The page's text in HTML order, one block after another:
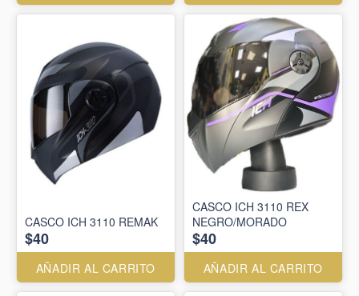
CASCO ICH 3110 REMAK
$40
AÑADIR AL CARRITO
CASCO ICH 3110 REX
NEGRO/MORADO
$40
AÑADIR AL CARRITO